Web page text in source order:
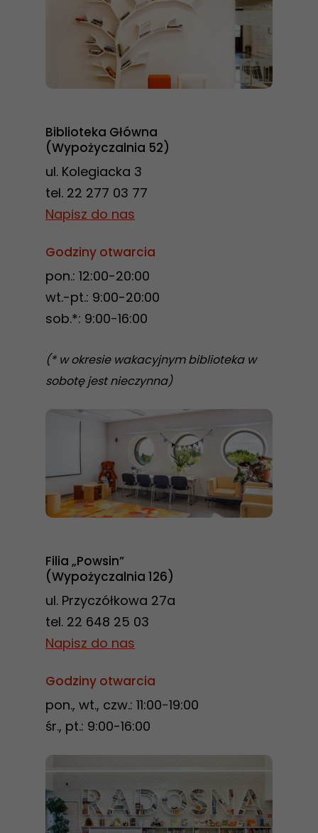
Biblioteka Główna
(Wypożyczalnia 52)
ul. Kolegiacka 3
tel. 22 277 03 77
Napisz do nas
Godziny otwarcia
pon.: 12:00-20:00
wt.-pt.: 9:00-20:00
sob.*: 9:00-16:00
(* w okresie wakacyjnym biblioteka w
sobotę jest nieczynna)
Filia „Powsin”
(Wypożyczalnia 126)
ul. Przyczółkowa 27a
tel. 22 648 25 03
Napisz do nas
Godziny otwarcia
pon., wt., czw.: 11:00-19:00
śr., pt.: 9:00-16:00
najlepiej
podczas
przejścia na nią.
Jeśli odrzucisz
spersonalizowanych
treści i ofert.